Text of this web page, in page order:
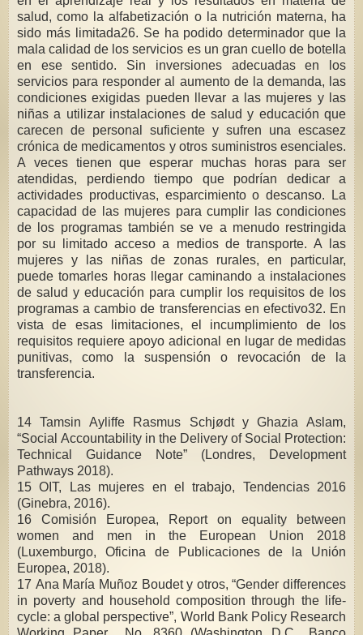
salud, como la alfabetización o la nutrición materna, ha
sido más limitada26. Se ha podido determinador que la
mala calidad de los servicios es un gran cuello de botella
en ese sentido. Sin inversiones adecuadas en los
servicios para responder al aumento de la demanda, las
condiciones exigidas pueden llevar a las mujeres y las
niñas a utilizar instalaciones de salud y educación que
carecen de personal suficiente y sufren una escasez
crónica de medicamentos y otros suministros esenciales.
A veces tienen que esperar muchas horas para ser
atendidas, perdiendo tiempo que podrían dedicar a
actividades productivas, esparcimiento o descanso. La
capacidad de las mujeres para cumplir las condiciones
de los programas también se ve a menudo restringida
por su limitado acceso a medios de transporte. A las
mujeres y las niñas de zonas rurales, en particular,
puede tomarles horas llegar caminando a instalaciones
de salud y educación para cumplir los requisitos de los
programas a cambio de transferencias en efectivo32. En
vista de esas limitaciones, el incumplimiento de los
requisitos requiere apoyo adicional en lugar de medidas
punitivas, como la suspensión o revocación de la
transferencia.
14 Tamsin Ayliffe Rasmus Schjødt y Ghazia Aslam,
“Social Accountability in the Delivery of Social Protection:
Technical Guidance Note” (Londres, Development
Pathways 2018).
15 OIT, Las mujeres en el trabajo, Tendencias 2016
(Ginebra, 2016).
16 Comisión Europea, Report on equality between
women and men in the European Union 2018
(Luxemburgo, Oficina de Publicaciones de la Unión
Europea, 2018).
17 Ana María Muñoz Boudet y otros, “Gender differences
in poverty and household composition through the life-
cycle: a global perspective”, World Bank Policy Research